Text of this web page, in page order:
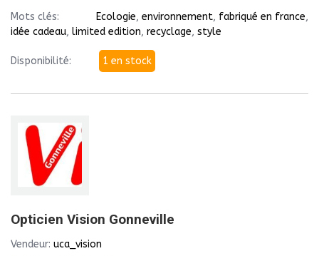
Mots clés: Ecologie, environnement, fabriqué en france,
idée cadeau, limited edition, recyclage, style
Disponibilité: 1 en stock
Opticien Vision Gonneville
Vendeur: uca_vision